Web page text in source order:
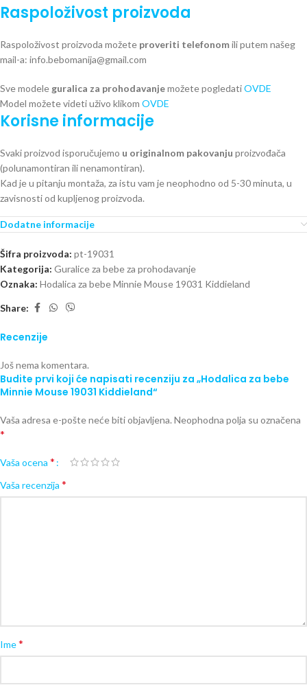
Raspoloživost proizvoda
Raspoloživost proizvoda možete proveriti telefonomili putem našeg
mail-a: info.bebomanija@gmail.com
Sve modele guralica za prohodavanjemožete pogledatiOVDE
Model možete videti uživo klikom OVDE
Korisne informacije
Svaki proizvod isporučujemo u originalnom pakovanju proizvođača
(polunamontiran ili nenamontiran).
Kad je u pitanju montaža, za istu vam je neophodno od 5-30 minuta, u
zavisnosti od kupljenog proizvoda.
Dodatne informacije
Šifra proizvoda: pt-19031
Kategorija: Guralice za bebe za prohodavanje
Oznaka: Hodalica za bebe Minnie Mouse 19031 Kiddieland
Share:
Recenzije
Još nema komentara.
Budite prvi koji će napisati recenziju za „Hodalica za bebe
Minnie Mouse 19031 Kiddieland“
Vaša adresa e-pošte neće biti objavljena. Neophodna polja su označena
*
Vaša ocena *
Vaša recenzija *
Ime*